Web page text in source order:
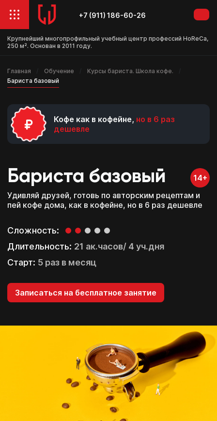
Крупнейший многопрофильный учебный центр профессий HoReCa,
250 м². Основан в 2011 году.
+7 (911) 186-60-26
Главная Обучение
Курсы бариста. Школа кофе.
Бариста базовый
Кофе как в кофейне, но в 6 раз
дешевле
Бариста базовый
14+
Удивляй друзей, готовь по авторским рецептам и
пей кофе дома, как в кофейне, но в 6 раз дешевле
Сложность:
Длительность: 21 ак.часов/ 4 уч.дня
Старт: 5 раз в месяц
Записаться на бесплатное занятие